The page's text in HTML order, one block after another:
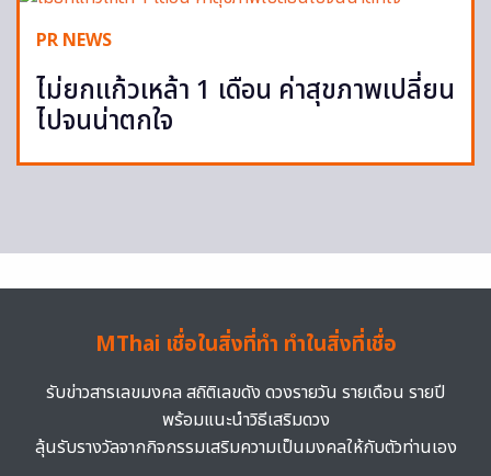
PR NEWS
ไม่ยกแก้วเหล้า 1 เดือน ค่าสุขภาพเปลี่ยน
ไปจนน่าตกใจ
MThai เชื่อในสิ่งที่ทำ ทำในสิ่งที่เชื่อ
รับข่าวสารเลขมงคล สถิติเลขดัง ดวงรายวัน รายเดือน รายปี
พร้อมแนะนำวิธีเสริมดวง
ลุ้นรับรางวัลจากกิจกรรมเสริมความเป็นมงคลให้กับตัวท่านเอง